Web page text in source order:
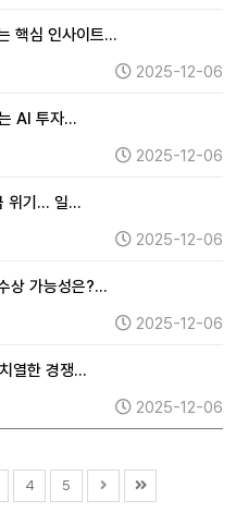
핵심 인사이트…
2025-12-06
AI 투자…
2025-12-06
위기... 일…
2025-12-06
상 가능성은?…
2025-12-06
열한 경쟁…
2025-12-06
4 5